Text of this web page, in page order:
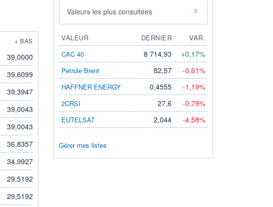
+ BAS
39,0000
39,6099
39,3947
39,0043
39,0043
36,8357
34,9927
29,5192
29,5192
Valeurs les plus consultées
VALEUR DERNIER
VAR.
CAC 40
8 714,93 +0,17%
Pétrole Brent 82,57 -0,61%
HAFFNER ENERGY 0,4555 -1,19%
2CRSI 27,6 -0,79%
EUTELSAT 2,044 -4,58%
Gérer mes listes